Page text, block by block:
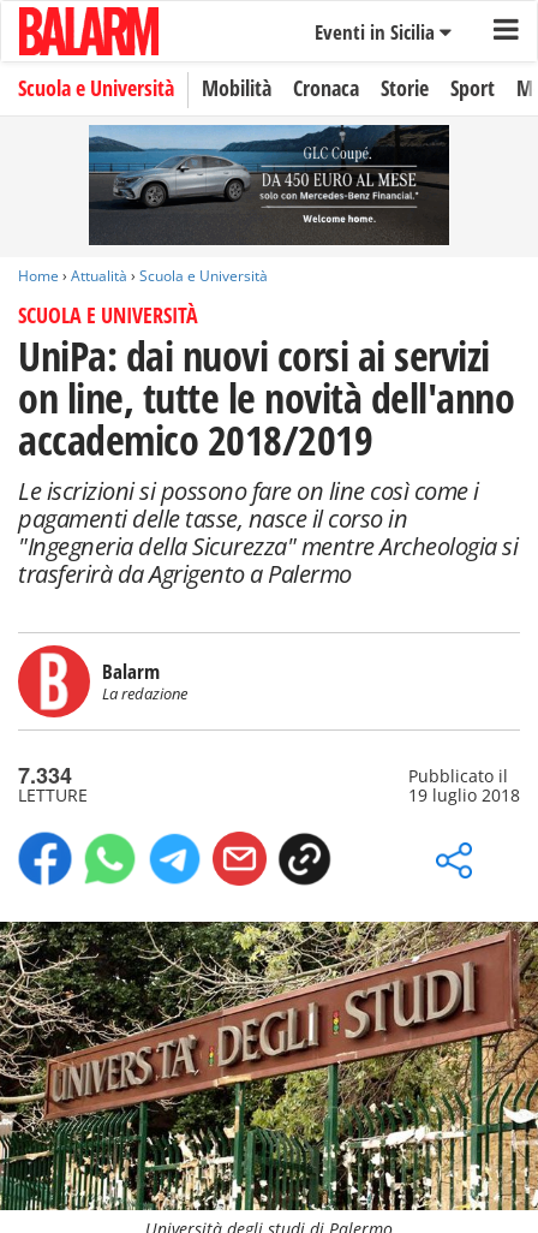
Eventi in Sicilia
Scuola e Università Mobilità Cronaca Storie Sport
Home › Attualità › Scuola e Università
SCUOLA E UNIVERSITÀ
UniPa: dai nuovi corsi ai servizi
on line, tutte le novità dell'anno
accademico 2018/2019
Le iscrizioni si possono fare on line così come i
pagamenti delle tasse, nasce il corso in
"Ingegneria della Sicurezza" mentre Archeologia si
trasferirà da Agrigento a Palermo
Balarm
La redazione
7.334
LETTURE
Pubblicato il
19 luglio 2018